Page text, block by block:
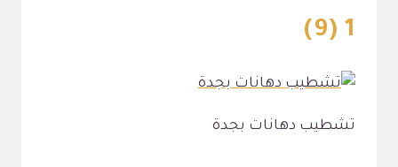
1 (9)
تشطيب دهانات بجدة